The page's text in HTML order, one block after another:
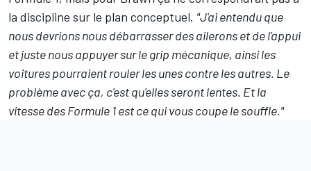
la discipline sur le plan conceptuel. "J'ai entendu que
nous devrions nous débarrasser des ailerons et de l'appui
et juste nous appuyer sur le grip mécanique, ainsi les
voitures pourraient rouler les unes contre les autres. Le
problème avec ça, c'est qu'elles seront lentes. Et la
vitesse des Formule 1 est ce qui vous coupe le souffle."